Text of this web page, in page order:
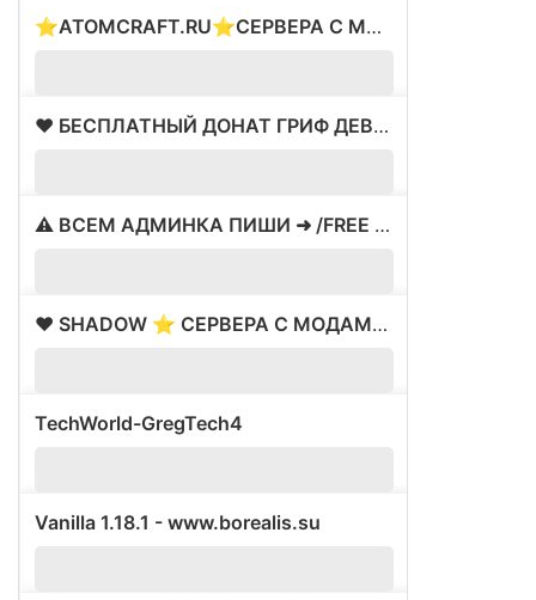
⭐ATOMCRAFT.RU⭐СЕРВЕРА С МОДАМИ⭐ВАЙП 28.02⭐
❤️ БЕСПЛАТНЫЙ ДОНАТ ГРИФ ДЕВУШКИ ⚡
⚠ ВСЕМ АДМИНКА ПИШИ ➜ /FREE ⚠ СКИДКИ 95% ⚠
❤️ SHADOW ⭐ СЕРВЕРА С МОДАМИ ✅ ВАЙП 16.05
TechWorld-GregTech4
Vanilla 1.18.1 - www.borealis.su